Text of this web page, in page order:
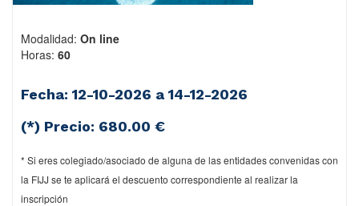
Modalidad: On line
Horas: 60
Fecha: 12-10-2026 a 14-12-2026
(*) Precio: 680.00 €
* Si eres colegiado/asociado de alguna de las entidades convenidas con
la FIJJ se te aplicará el descuento correspondiente al realizar la
inscripción